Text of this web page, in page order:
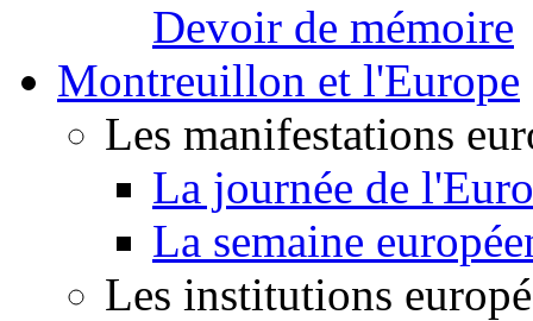
Devoir de mémoire
Montreuillon et l'Europe
Les manifestations
La journée de
La semaine
Les institutions